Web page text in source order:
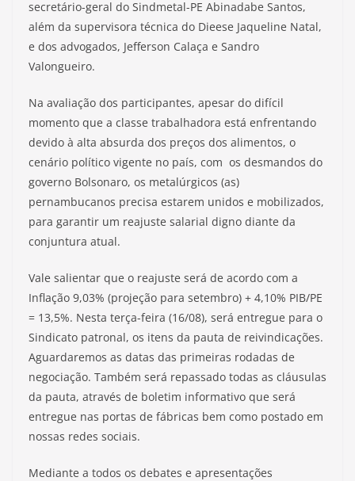
secretário-geral do Sindmetal-PE Abinadabe Santos,
além da supervisora técnica do Dieese Jaqueline Natal,
e dos advogados, Jefferson Calaça e Sandro
Valongueiro.
Na avaliação dos participantes, apesar do difícil
momento que a classe trabalhadora está enfrentando
devido à alta absurda dos preços dos alimentos, o
cenário político vigente no país, com os desmandos do
governo Bolsonaro, os metalúrgicos (as)
pernambucanos precisa estarem unidos e mobilizados,
para garantir um reajuste salarial digno diante da
conjuntura atual.
Vale salientar que o reajuste será de acordo com a
Inflação 9,03% (projeção para setembro) + 4,10% PIB/PE
= 13,5%. Nesta terça-feira (16/08), será entregue para o
Sindicato patronal, os itens da pauta de reivindicações.
Aguardaremos as datas das primeiras rodadas de
negociação. Também será repassado todas as cláusulas
da pauta, através de boletim informativo que será
entregue nas portas de fábricas bem como postado em
nossas redes sociais.
Mediante a todos os debates e apresentações